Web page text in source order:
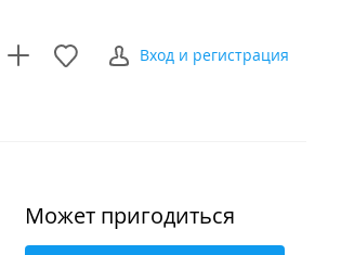
Вход и регистрация
Может пригодиться